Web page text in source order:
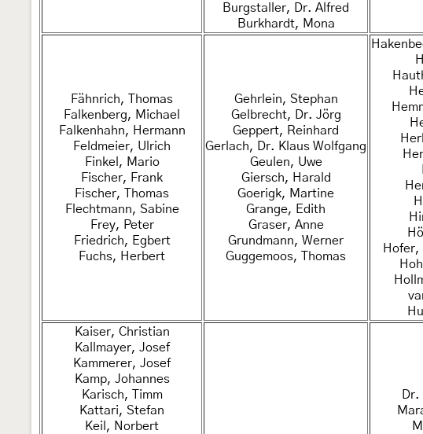
Burgstaller, Dr. Alfred
Burkhardt, Mona
Fähnrich, Thomas
Falkenberg, Michael
Falkenhahn, Hermann
Feldmeier, Ulrich
Finkel, Mario
Fischer, Frank
Fischer, Thomas
Flechtmann, Sabine
Frey, Peter
Friedrich, Egbert
Fuchs, Herbert
Gehrlein, Stephan
Gelbrecht, Dr. Jörg
Geppert, Reinhard
Gerlach, Dr. Klaus Wolfgang
Geulen, Uwe
Giersch, Harald
Goerigk, Martine
Grange, Edith
Graser, Anne
Grundmann, Werner
Guggemoos, Thomas
Hofer,
Kaiser, Christian
Kallmayer, Josef
Kammerer, Josef
Kamp, Johannes
Karisch, Timm
Kattari, Stefan
Keil, Norbert